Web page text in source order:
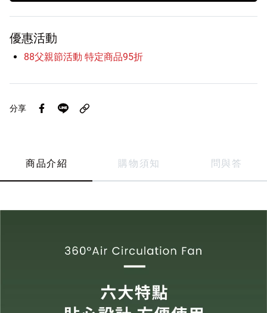
優惠活動
88父親節活動 特定商品95折
分享
商品介紹 購物須知 問與答